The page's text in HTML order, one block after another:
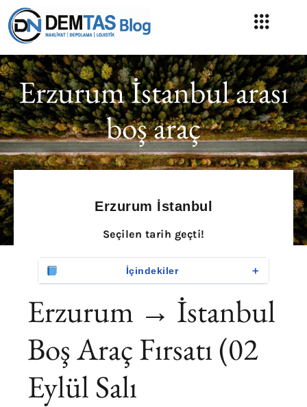
Erzurum İstanbul arası
boş araç
Erzurum İstanbul
Seçilen tarih geçti!
İçindekiler ＋
Erzurum → İstanbul
Boş Araç Fırsatı (02
Eylül Salı